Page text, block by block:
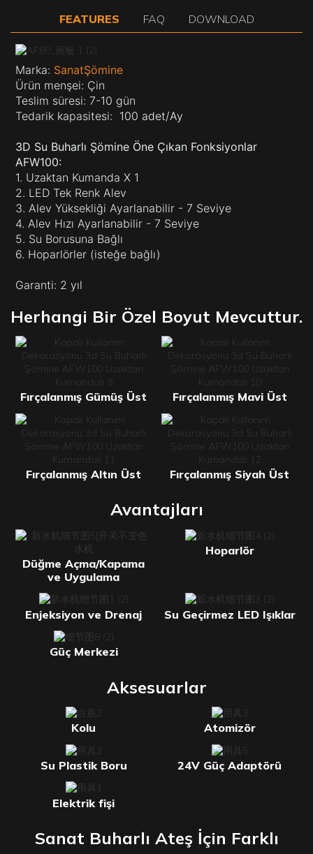
FEATURES FAQ DOWNLOAD
Marka: SanatŞömine
Ürün menşei: Çin
Teslim süresi: 7-10 gün
Tedarik kapasitesi: 100 adet/Ay
3D Su Buharlı Şömine Öne Çıkan Fonksiyonlar
AFW100:
1. Uzaktan Kumanda X 1
2. LED Tek Renk Alev
3. Alev Yüksekliği Ayarlanabilir - 7 Seviye
4. Alev Hızı Ayarlanabilir - 7 Seviye
5. Su Borusuna Bağlı
6. Hoparlörler (isteğe bağlı)
Garanti: 2 yıl
Herhangi Bir Özel Boyut Mevcuttur.
Fırçalanmış Gümüş Üst Fırçalanmış Mavi Üst
Fırçalanmış Altın Üst Fırçalanmış Siyah Üst
Avantajları
Düğme Açma/Kapama
ve Uygulama
Hoparlör
Enjeksiyon ve Drenaj Su Geçirmez LED Işıklar
Güç Merkezi
Aksesuarlar
Kolu Atomizör
Su Plastik Boru 24V Güç Adaptörü
Elektrik fişi
Sanat Buharlı Ateş İçin Farklı